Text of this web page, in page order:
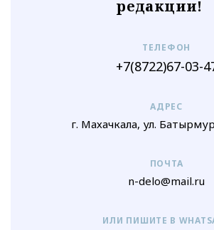
редакции!
ТЕЛЕФОН
+7(8722)67-03-
АДРЕС
г. Махачкала, ул.
ПОЧТА
n-delo@mail.ru
ИЛИ ПИШИТЕ В